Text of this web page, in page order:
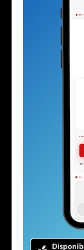
Share this:
Solo a los 16:
drogas en la